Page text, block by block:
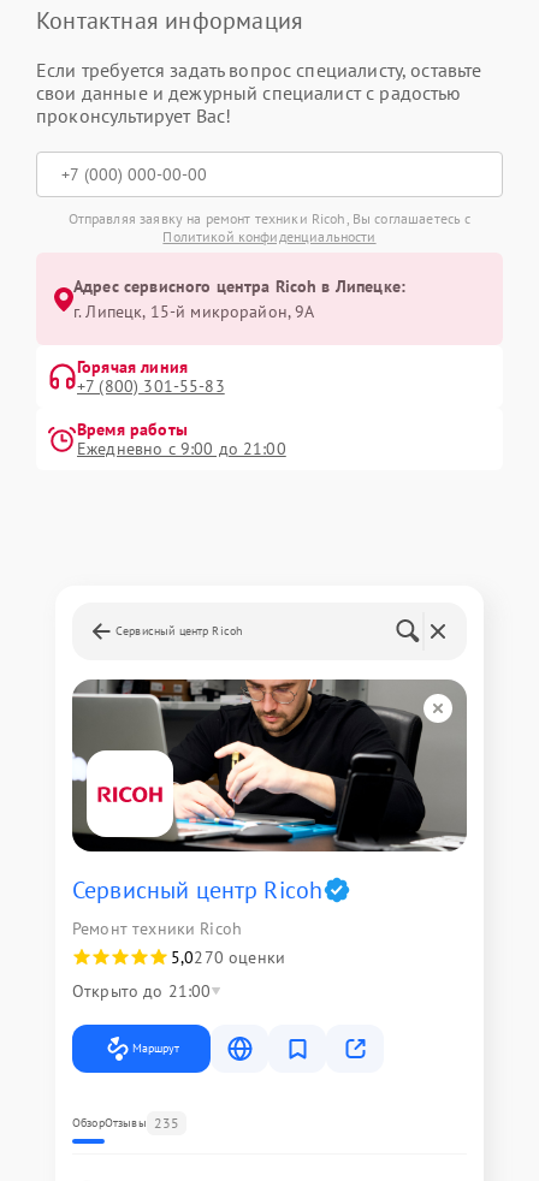
Контактная информация
Если требуется задать вопрос специалисту, оставьте
свои данные и дежурный специалист с радостью
проконсультирует Вас!
Отправляя заявку на ремонт техники Ricoh, Вы соглашаетесь с
Политикой конфиденциальности
Адрес сервисного центра Ricoh в Липецке:
г. Липецк, 15-й микрорайон, 9А
Горячая линия
+7 (800) 301-55-83
Время работы
Ежедневно с 9:00 до 21:00
Сервисный центр Ricoh
Сервисный центр Ricoh
Ремонт техники Ricoh
5,0270 оценки
Открыто до 21:00
Маршрут
ОбзорОтзывы 235